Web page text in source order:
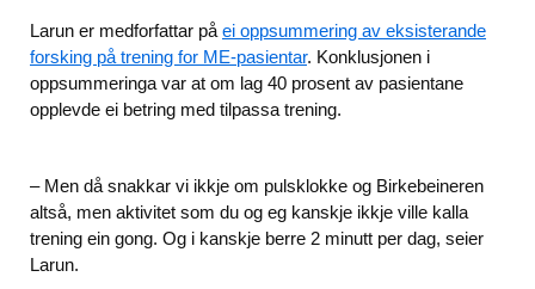
Larun er medforfattar på ei oppsummering av eksisterande
forsking på trening for ME-pasientar. Konklusjonen i
oppsummeringa var at om lag 40 prosent av pasientane
opplevde ei betring med tilpassa trening.
– Men då snakkar vi ikkje om pulsklokke og Birkebeineren
altså, men aktivitet som du og eg kanskje ikkje ville kalla
trening ein gong. Og i kanskje berre 2 minutt per dag, seier
Larun.